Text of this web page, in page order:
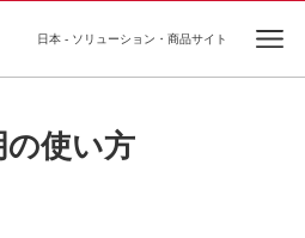
日本 - ソリューション・商品サイト
使い方